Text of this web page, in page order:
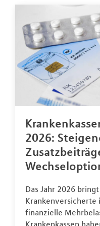
2026:
Das Jahr 2026
Krankenversicherte
finanzielle
Krankenkassen